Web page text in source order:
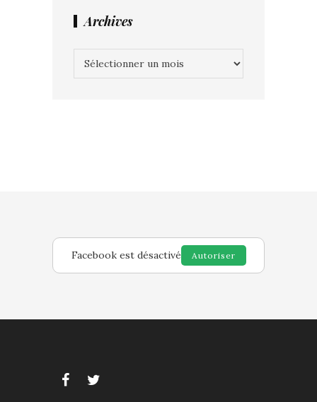
Archives
Facebook est désactivé Autoriser